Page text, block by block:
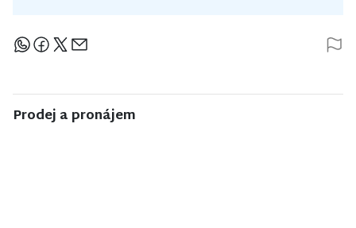
Sdílejte článek
Prodej a pronájem